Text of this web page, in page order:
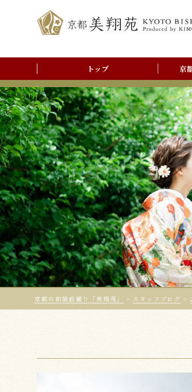
トップ 京
前撮りアルバム
京都の和装前撮り「美翔苑」 > スタッフブログ >